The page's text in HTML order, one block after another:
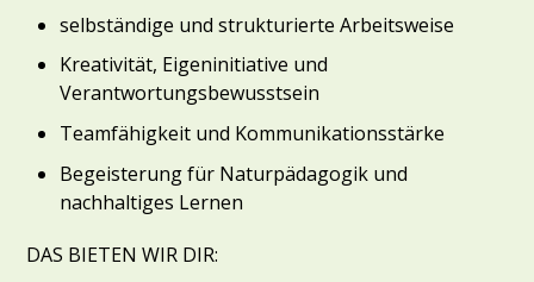
selbständige und strukturierte Arbeitsweise
Kreativität, Eigeninitiative und
Verantwortungsbewusstsein
Teamfähigkeit und Kommunikationsstärke
Begeisterung für Naturpädagogik und
nachhaltiges Lernen
DAS BIETEN WIR DIR: